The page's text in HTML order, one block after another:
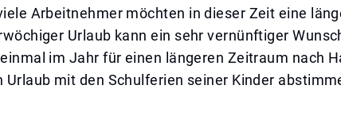
Arbeitnehmer möchten in dieser Zeit eine
Urlaub kann ein sehr vernünftiger
im Jahr für einen längeren Zeitraum nach
Urlaub mit den Schulferien seiner Kinder